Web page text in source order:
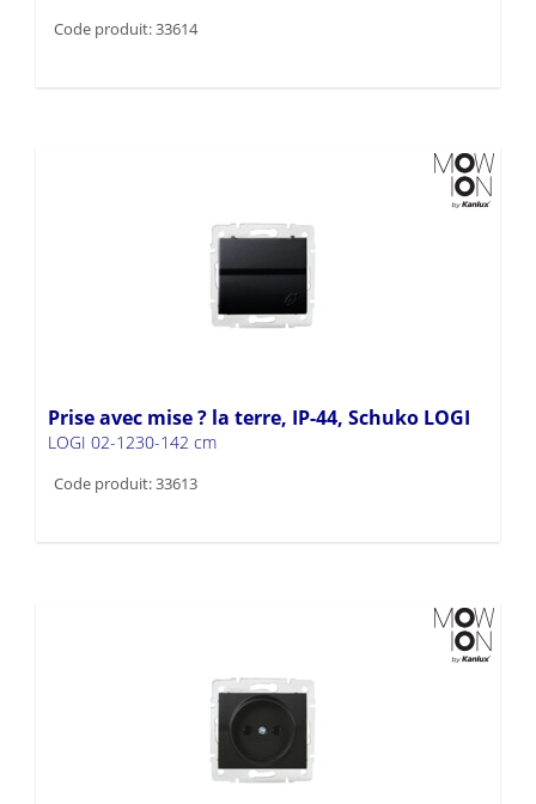
Code produit: 33614
Prise avec mise ? la terre, IP-44, Schuko LOGI
LOGI 02-1230-142 cm
Code produit: 33613